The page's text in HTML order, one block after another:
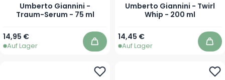
Umberto Giannini -
Traum-Serum - 75 ml
14,95 €
Auf Lager In den Warenkorb
Umberto Giannini - Twirl
Whip - 200 ml
14,45 €
Auf Lager In